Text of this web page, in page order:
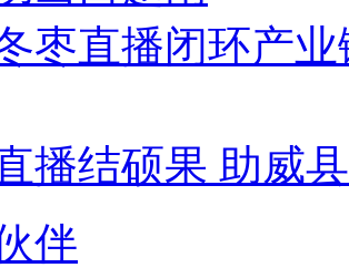
枣直播闭环产
播结硕果 助威
伴